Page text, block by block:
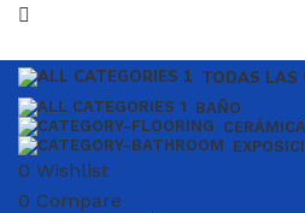
TODAS LAS
BAÑO
CERÁMICA
0 Wishlist
0 Compare